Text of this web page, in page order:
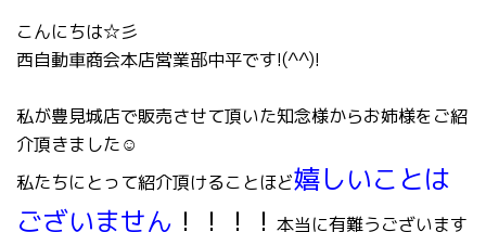
こんにちは☆彡
西自動車商会本店営業部中平です!(^^)!
私が豊見城店で販売させて頂いた知念様からお姉様をご紹
介頂きました☺
私たちにとって紹介頂けることほど嬉しいことは
ございません ！！！！ 本当に有難うございます